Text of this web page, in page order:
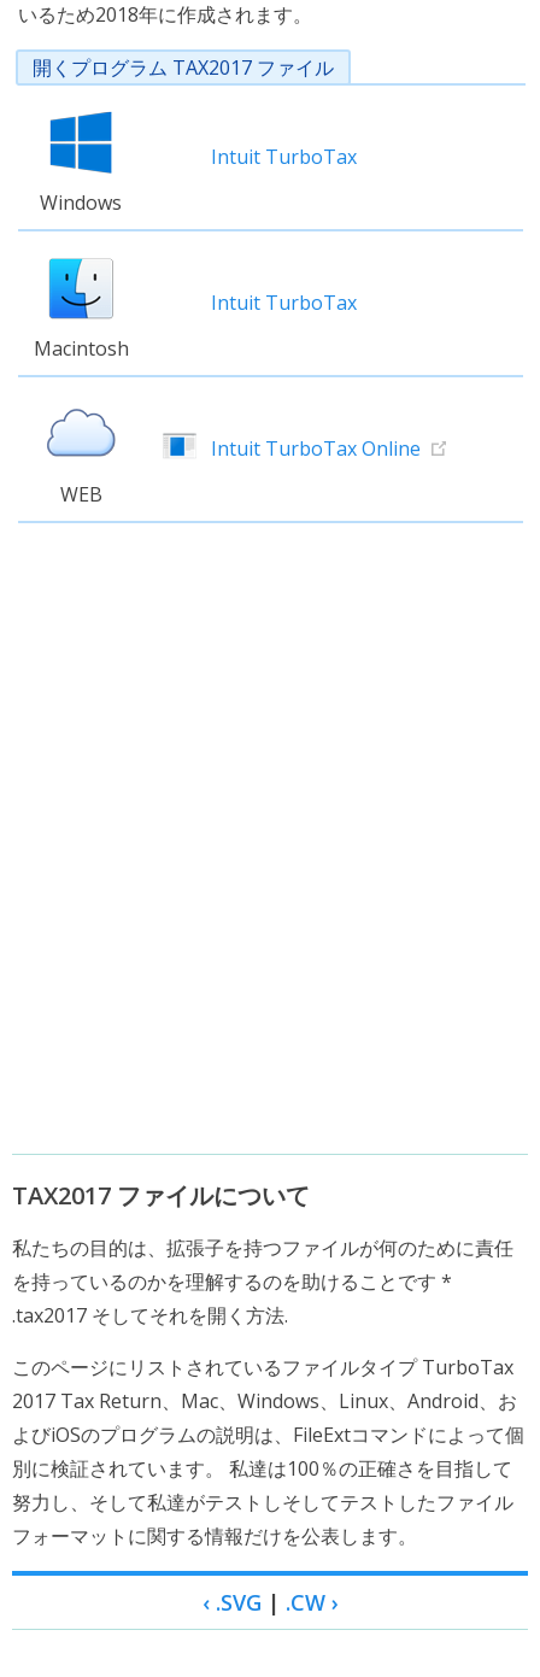
いるため2018年に作成されます。
開くプログラム TAX2017 ファイル
Windows
Intuit TurboTax
Macintosh
Intuit TurboTax
WEB
Intuit TurboTax Online
TAX2017 ファイルについて
私たちの目的は、拡張子を持つファイルが何のために責任
を持っているのかを理解するのを助けることです *
.tax2017 そしてそれを開く方法.
このページにリストされているファイルタイプ TurboTax
2017 Tax Return、Mac、Windows、Linux、Android、お
よびiOSのプログラムの説明は、FileExtコマンドによって個
別に検証されています。 私達は100％の正確さを目指して
努力し、そして私達がテストしそしてテストしたファイル
フォーマットに関する情報だけを公表します。
‹ .SVG | .CW ›